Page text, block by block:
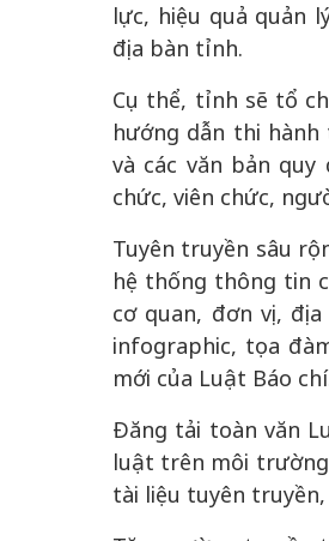
lực, hiệu quả quản
địa bàn tỉnh.
Cụ thể, tỉnh sẽ tổ
hướng dẫn thi
và các văn bản
chức, viên chức,
Tuyên truyền sâu
hệ thống thông tin
cơ quan, đơn vị,
infographic, tọa
mới của Luật Báo
Đăng tải toàn văn
luật trên môi trường
tài liệu tuyên